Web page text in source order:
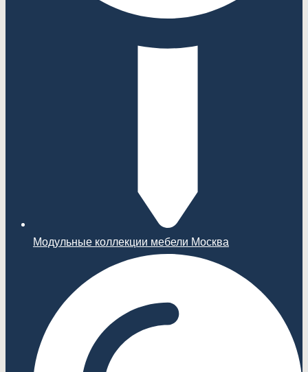
Модульные коллекции мебели Москва